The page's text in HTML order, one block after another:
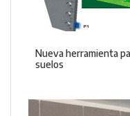
Nueva herramienta
suelos